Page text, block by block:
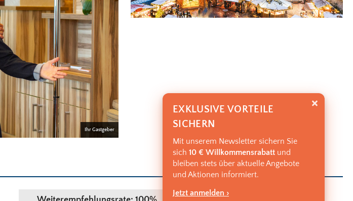
Ihr Gastgeber
PREIS:
EXKLUSIVE VORTEILE
SICHERN
Mit unserem Newsletter sichern Sie
sich 10 € Willkommensrabatt und
bleiben stets über aktuelle Angebote
und Aktionen informiert.
Jetzt anmelden ›